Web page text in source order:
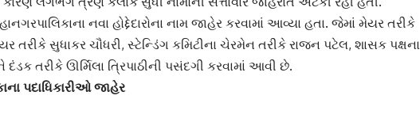
નવા હોદ્દેદારોના નામ જાહેર કરવામાં આવ્યા હતા. જેમાં મેયર તરીકે
તરીકે સુધાકર ચૌધરી, સ્ટેન્ડિંગ કમિટીના ચેરમેન તરીકે રાજન પટેલ, શાસક પક્ષના
તરીકે ઊર્મિલા ત્રિપાઠીની પસંદગી કરવામાં આવી છે.
પદાધિકારીઓ જાહેર